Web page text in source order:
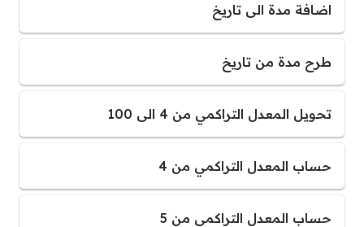
اضافة مدة الى تاريخ
طرح مدة من تاريخ
تحويل المعدل التراكمي من 4 الى 100
حساب المعدل التراكمي من 4
حساب المعدل التراكمي من 5